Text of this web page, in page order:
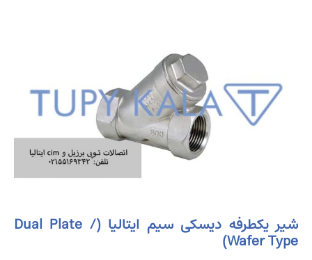
شیر یکطرفه دیسکی سیم ایتالیا (Dual Plate /
Wafer Type)